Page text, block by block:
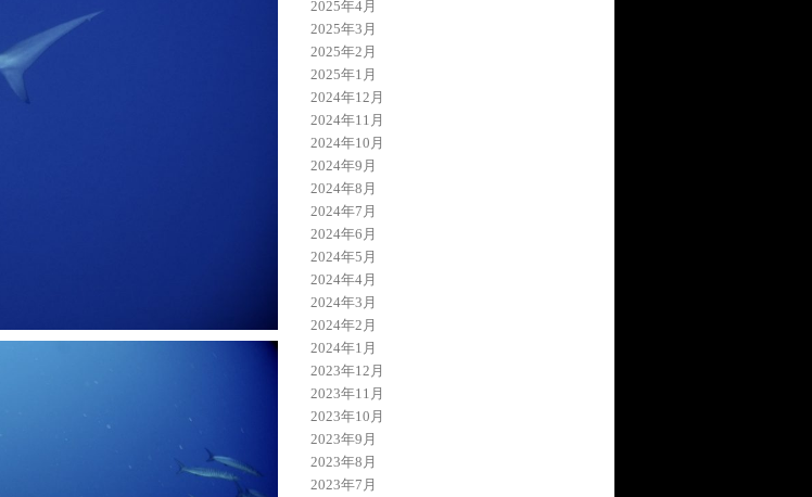
2025年4月
2025年3月
2025年2月
2025年1月
2024年12月
2024年11月
2024年10月
2024年9月
2024年8月
2024年7月
2024年6月
2024年5月
2024年4月
2024年3月
2024年2月
2024年1月
2023年12月
2023年11月
2023年10月
2023年9月
2023年8月
2023年7月